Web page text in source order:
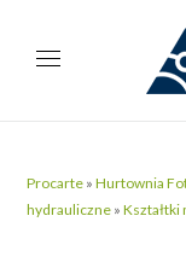
Procarte »Hurtownia
hydrauliczne »Kształtki